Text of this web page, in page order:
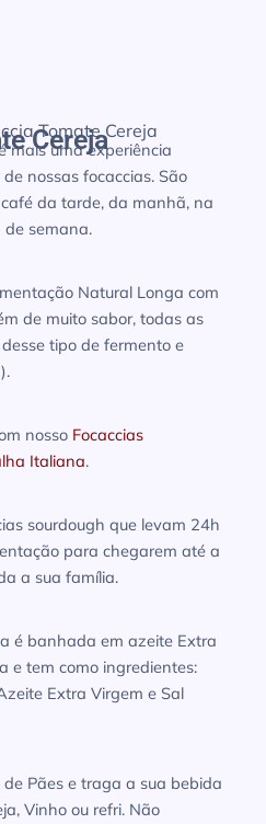
Tomate Cereja
Cereja
mais uma experiência
nossas focaccias. São
da tarde, da manhã, na
de semana.
Natural Longa com
de muito sabor, todas as
tipo de fermento e
nosso Focaccias
Italiana.
sourdough que levam 24h
para chegarem até a
a sua família.
é banhada em azeite Extra
e tem como ingredientes:
Extra Virgem e Sal
Pães e traga a sua bebida
Vinho ou refri. Não